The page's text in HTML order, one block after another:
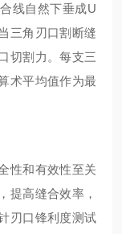
线自然下垂成U
三角刃口割断缝
切割力。每支三
术平均值作为最
性和有效性至关
提高缝合效率，
刃口锋利度测试